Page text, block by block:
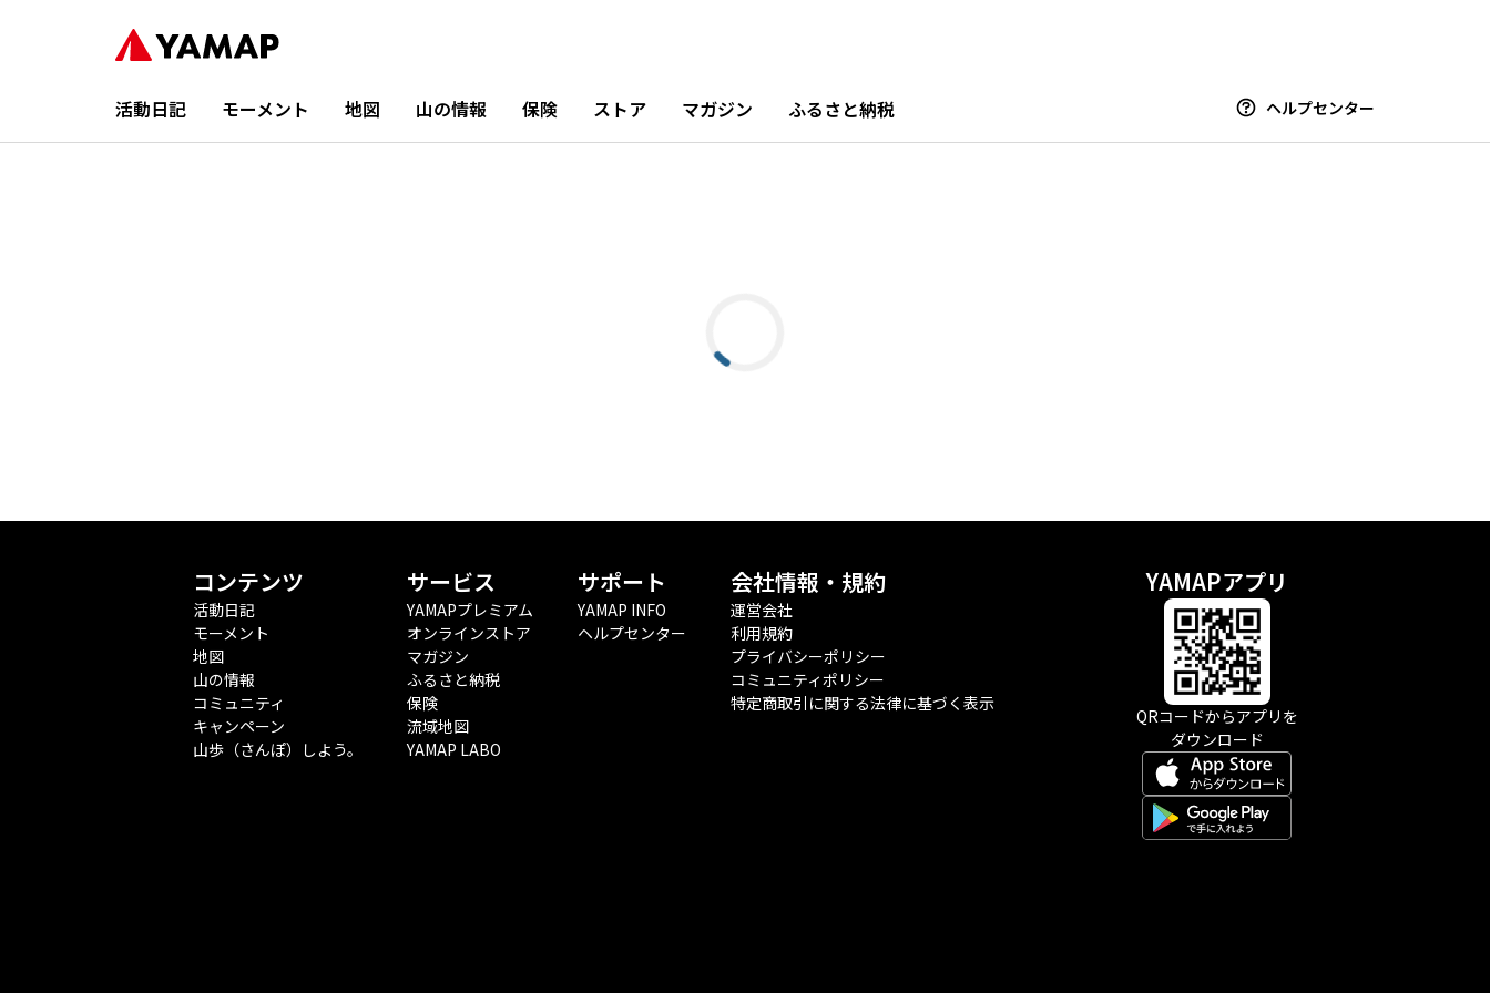
活動日記 モーメント 地図 山の情報 保険 ストア マガジン ふるさと納税 ヘルプセンター
コンテンツ
活動日記
モーメント
地図
山の情報
コミュニティ
キャンペーン
山歩（さんぽ）しよう。
サービス
YAMAPプレミアム
オンラインストア
マガジン
ふるさと納税
保険
流域地図
YAMAP LABO
サポート
YAMAP INFO
ヘルプセンター
会社情報・規約
運営会社
利用規約
プライバシーポリシー
コミュニティポリシー
特定商取引に関する法律に基づく表示
YAMAPアプリ
QRコードからアプリを
ダウンロード